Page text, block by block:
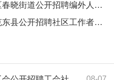
晓街道公开招聘编外人员1
县公开招聘社区工作者16人